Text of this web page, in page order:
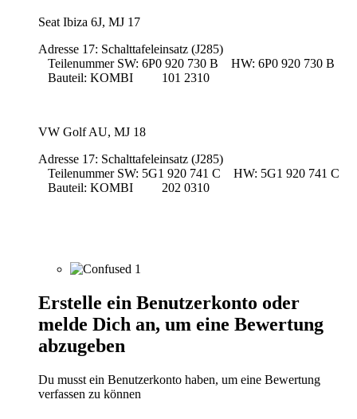
Seat Ibiza 6J, MJ 17
Adresse 17: Schalttafeleinsatz (J285)
Teilenummer SW: 6P0 920 730 B HW: 6P0 920 730 B
Bauteil: KOMBI 101 2310
VW Golf AU, MJ 18
Adresse 17: Schalttafeleinsatz (J285)
Teilenummer SW: 5G1 920 741 C HW: 5G1 920 741 C
Bauteil: KOMBI 202 0310
1
Erstelle ein Benutzerkonto oder
melde Dich an, um eine Bewertung
abzugeben
Du musst ein Benutzerkonto haben, um eine Bewertung
verfassen zu können